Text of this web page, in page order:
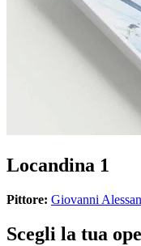
Locandina 1
Pittore: Giovanni
Scegli la tua